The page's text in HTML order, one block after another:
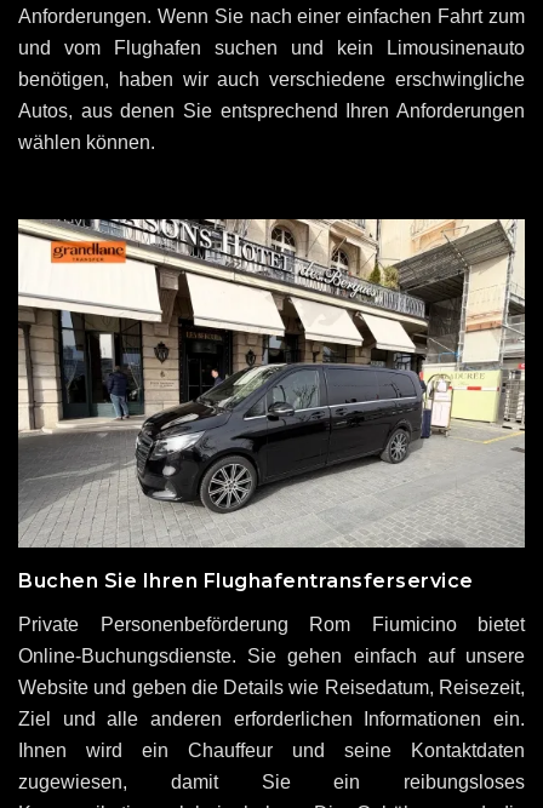
Anforderungen. Wenn Sie nach einer einfachen Fahrt zum
und vom Flughafen suchen und kein Limousinenauto
benötigen, haben wir auch verschiedene erschwingliche
Autos, aus denen Sie entsprechend Ihren Anforderungen
wählen können.
Buchen Sie Ihren Flughafentransferservice
Private Personenbeförderung Rom Fiumicino bietet
Online-Buchungsdienste. Sie gehen einfach auf unsere
Website und geben die Details wie Reisedatum, Reisezeit,
Ziel und alle anderen erforderlichen Informationen ein.
Ihnen wird ein Chauffeur und seine Kontaktdaten
zugewiesen, damit Sie ein reibungsloses